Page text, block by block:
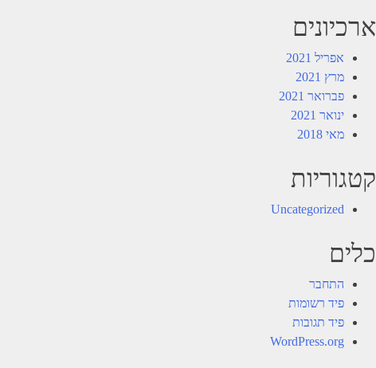
ארכיונים
אפריל 2021
מרץ 2021
פברואר 2021
ינואר 2021
מאי 2018
קטגוריות
Uncategorized
כלים
התחבר
פיד רשומות
פיד תגובות
WordPress.org